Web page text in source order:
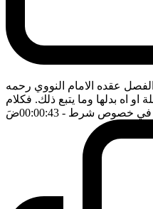
عقده الامام النووي رحمه
او اه بدلها وما يتبع ذلك. فكلام
هنا في خصوص شرط - 00:00:43 ضَ